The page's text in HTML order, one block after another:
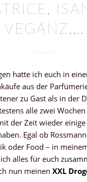
VEGANZ,…
hatte ich euch in
aus der
zu Gast als in der
alle zwei
der Zeit wieder
Egal ob
oder Food – in
alles für euch
nun meinen XXL